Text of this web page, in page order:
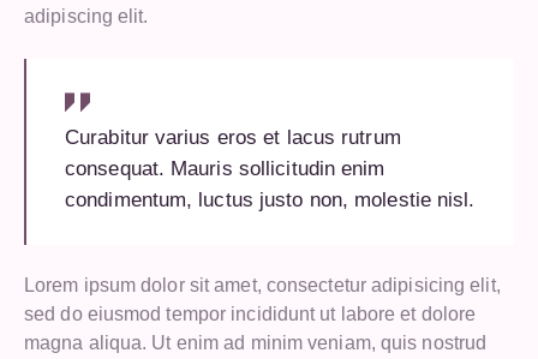
adipiscing elit.
Curabitur varius eros et lacus rutrum
consequat. Mauris sollicitudin enim
condimentum, luctus justo non, molestie nisl.
Lorem ipsum dolor sit amet, consectetur adipisicing elit,
sed do eiusmod tempor incididunt ut labore et dolore
magna aliqua. Ut enim ad minim veniam, quis nostrud